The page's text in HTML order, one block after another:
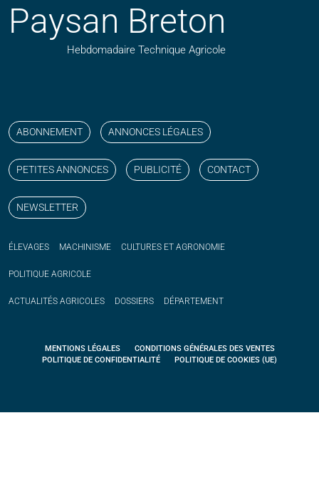
Paysan Breton
Hebdomadaire Technique Agricole
ABONNEMENT ANNONCES LÉGALES
PETITES ANNONCES PUBLICITÉ CONTACT
NEWSLETTER
ÉLEVAGES MACHINISME CULTURES ET AGRONOMIE
POLITIQUE AGRICOLE
ACTUALITÉS AGRICOLES DOSSIERS DÉPARTEMENT
MENTIONS LÉGALES
CONDITIONS GÉNÉRALES DES VENTES
POLITIQUE DE CONFIDENTIALITÉ
POLITIQUE DE COOKIES (UE)